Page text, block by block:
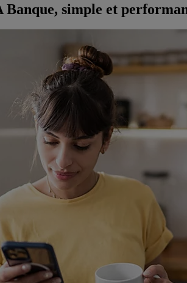
simple et